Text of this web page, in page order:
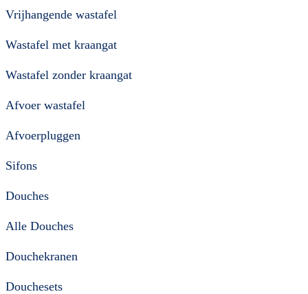
Vrijhangende wastafel
Wastafel met kraangat
Wastafel zonder kraangat
Afvoer wastafel
Afvoerpluggen
Sifons
Douches
Alle Douches
Douchekranen
Douchesets